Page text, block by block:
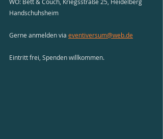
Handschuhsheim
Gerne anmelden via eventiversum@web.de
Eintritt frei, Spenden willkommen.